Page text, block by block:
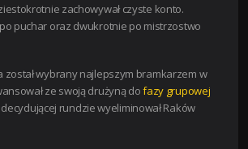
zachowywał czyste konto.
po puchar oraz dwukrotnie po mistrzostwo
został wybrany najlepszym bramkarzem w
ze swoją drużyną dofazy grupowej
decydującej rundzie wyeliminował Raków